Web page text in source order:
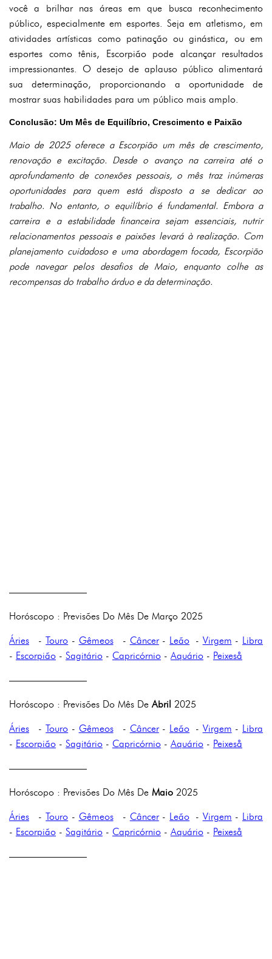
você a brilhar nas áreas em que busca reconhecimento
público, especialmente em esportes. Seja em atletismo, em
atividades artísticas como patinação ou ginástica, ou em
esportes como tênis, Escorpião pode alcançar resultados
impressionantes. O desejo de aplauso público alimentará
sua determinação, proporcionando a oportunidade de
mostrar suas habilidades para um público mais amplo.
Conclusão: Um Mês de Equilíbrio, Crescimento e Paixão
Maio de 2025 oferece a Escorpião um mês de crescimento,
renovação e excitação. Desde o avanço na carreira até o
aprofundamento de conexões pessoais, o mês traz inúmeras
oportunidades para quem está disposto a se dedicar ao
trabalho. No entanto, o equilíbrio é fundamental. Embora a
carreira e a estabilidade financeira sejam essenciais, nutrir
relacionamentos pessoais e paixões levará à realização. Com
planejamento cuidadoso e uma abordagem focada, Escorpião
pode navegar pelos desafios de Maio, enquanto colhe as
recompensas do trabalho árduo e da determinação.
————————
Horóscopo : Previsões Do Mês De Março 2025
Áries -Touro - Gêmeos- Câncer- Leão - Virgem - Libra
- Escorpião - Sagitário - Capricórnio - Aquário - Peixeså
————————
Horóscopo : Previsões Do Mês DeAbril 2025
Áries -Touro - Gêmeos- Câncer- Leão - Virgem - Libra
- Escorpião - Sagitário - Capricórnio - Aquário - Peixeså
————————
Horóscopo : Previsões Do Mês De Maio 2025
Áries -Touro - Gêmeos- Câncer- Leão - Virgem - Libra
- Escorpião - Sagitário - Capricórnio - Aquário - Peixeså
————————